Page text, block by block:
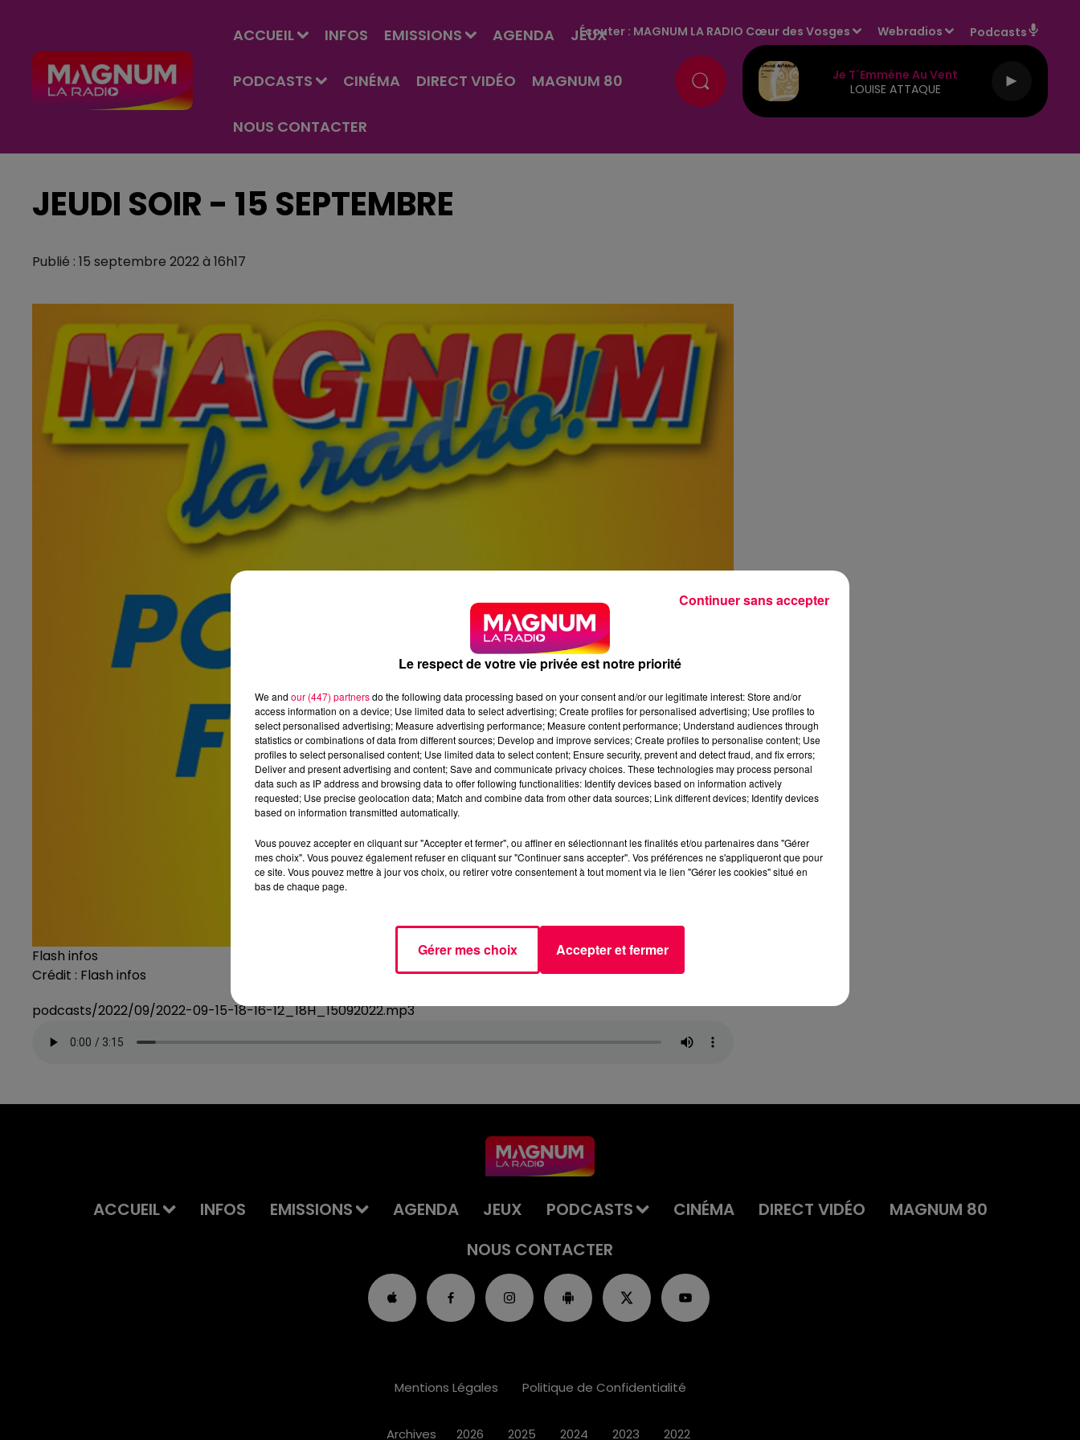
ACCUEIL INFOS EMISSIONS AGENDA JEUX
PODCASTS CINÉMA DIRECT VIDÉO MAGNUM 80
NOUS CONTACTER
Écouter : MAGNUM LA RADIO Cœur des Vosges Webradios Podcasts
Je T´emmène Au Vent
LOUISE ATTAQUE
JEUDI SOIR - 15 SEPTEMBRE
Publié : 15 septembre 2022 à 16h17
Flash infos
Crédit : Flash infos
podcasts/2022/09/2022-09-15-18-16-12_18H_15092022.mp3
ACCUEIL INFOS EMISSIONS AGENDA JEUX PODCASTS CINÉMA DIRECT VIDÉO
MAGNUM 80
NOUS CONTACTER
Mentions Légales Politique de Confidentialité
Archives 2026 2025 2024 2023 2022
Le respect de votre vie privée est notre priorité
We and our (447) partnersdo the following data processing based on your consent and/or our legitimate interest: Store and/or
access information on a device; Use limited data to select advertising; Create profiles for personalised advertising; Use profiles to
select personalised advertising; Measure advertising performance; Measure content performance; Understand audiences through
statistics or combinations of data from different sources; Develop and improve services; Create profiles to personalise content; Use
profiles to select personalised content; Use limited data to select content; Ensure security, prevent and detect fraud, and fix errors;
Deliver and present advertising and content; Save and communicate privacy choices. These technologies may process personal
data such as IP address and browsing data to offer following functionalities: Identify devices based on information actively
requested; Use precise geolocation data; Match and combine data from other data sources; Link different devices; Identify devices
based on information transmitted automatically.
Vous pouvez accepter en cliquant sur "Accepter et fermer", ou affiner en sélectionnant les finalités et/ou partenaires dans "Gérer
mes choix". Vous pouvez également refuser en cliquant sur "Continuer sans accepter". Vos préférences ne s'appliqueront que pour
ce site. Vous pouvez mettre à jour vos choix, ou retirer votre consentement à tout moment via le lien "Gérer les cookies" situé en
bas de chaque page.
Gérer mes choix Accepter et fermer
Continuer sans accepter